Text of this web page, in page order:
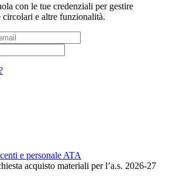
con le tue credenziali per gestire
e altre funzionalità.
e personale ATA
acquisto materiali per l’a.s. 2026-27